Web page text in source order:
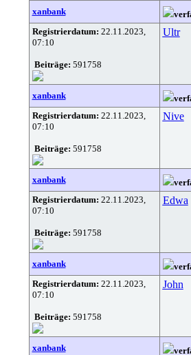
xanbank
Registrierdatum: 22.11.2023,
07:10
Beiträge: 591758
Ultr
xanbank
Registrierdatum: 22.11.2023,
07:10
Beiträge: 591758
Nive
xanbank
Registrierdatum: 22.11.2023,
07:10
Beiträge: 591758
Edwa
xanbank
Registrierdatum: 22.11.2023,
07:10
Beiträge: 591758
John
xanbank